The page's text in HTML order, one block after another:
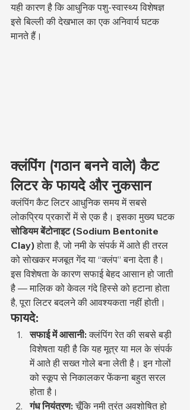
यही कारण है कि आधुनिक पशु-स्वास्थ्य विशेषज्ञ
इसे बिल्ली की देखभाल का एक अनिवार्य घटक
मानते हैं।
क्लंपिंग (गठान बनने वाले) कैट
लिटर के फायदे और नुकसान
क्लंपिंग कैट लिटर आधुनिक समय में सबसे
लोकप्रिय प्रकारों में से एक है। इसका मुख्य घटक
सोडियम बेंटोनाइट (Sodium Bentonite
Clay) होता है, जो नमी के संपर्क में आते ही तरल
को सोखकर मजबूत गेंद या “क्लंप” बना देता है।
इस विशेषता के कारण सफाई बेहद आसान हो जाती
है — मालिक को केवल गंदे हिस्से को हटाना होता
है, पूरा लिटर बदलने की आवश्यकता नहीं होती।
फायदे:
सफाई में आसानी: क्लंपिंग रेत की सबसे बड़ी
विशेषता यही है कि यह मूत्र या मल के संपर्क
में आते ही सख्त गोले बना लेती है। इन गोलों
को स्कूप से निकालकर फेंकना बहुत सरल
होता है।
गंध नियंत्रण: चूँकि नमी तुरंत अवशोषित हो